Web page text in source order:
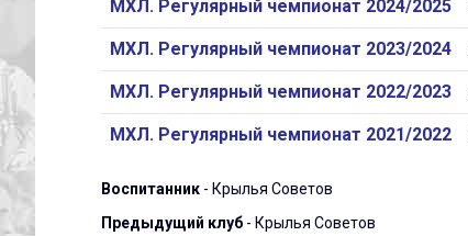
МХЛ. Регулярный чемпионат 2024/2025
МХЛ. Регулярный чемпионат 2023/2024
МХЛ. Регулярный чемпионат 2022/2023
МХЛ. Регулярный чемпионат 2021/2022
Воспитанник - Крылья Советов
Предыдущий клуб - Крылья Советов